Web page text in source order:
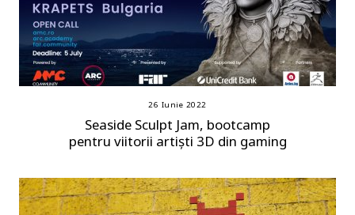
26 Iunie 2022
Seaside Sculpt Jam, bootcamp
pentru viitorii artiști 3D din gaming